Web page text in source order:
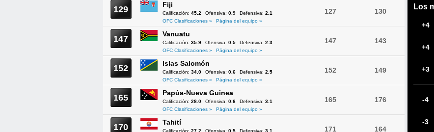
129 Fiji
Calificación: 45.2 Ofensiva: 0.9 Defensiva: 2.1
OFC Clasificaciones »
Página del equipo »
127 130
147 Vanuatu
Calificación: 35.9 Ofensiva: 0.5 Defensiva: 2.3
OFC Clasificaciones »
Página del equipo »
147 143
152 Islas Salomón
Calificación: 34.0 Ofensiva: 0.6 Defensiva: 2.5
OFC Clasificaciones »
Página del equipo »
152 149
165 Papúa-Nueva Guinea
Calificación: 28.0 Ofensiva: 0.6 Defensiva: 3.1
OFC Clasificaciones »
Página del equipo »
165 176
170 Tahití
Calificación: 27.2 Ofensiva: 0.5 Defensiva: 3.1
171 164
Los
+4
+4
+3
-4
-3